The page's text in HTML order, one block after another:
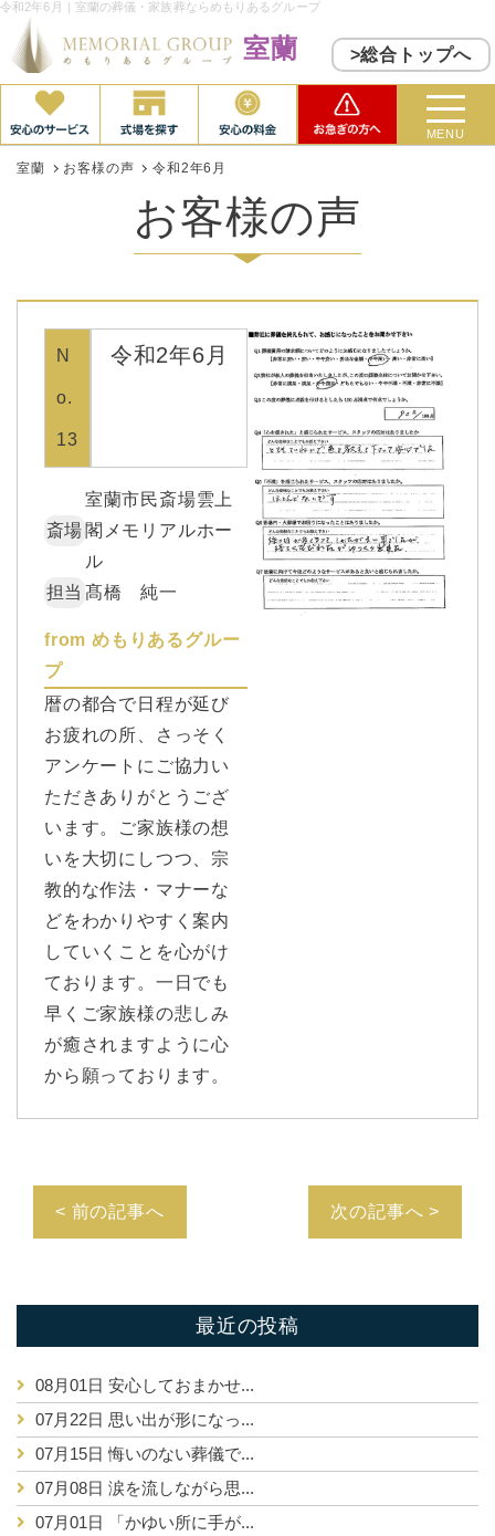
令和2年6月｜室蘭の葬儀・家族葬ならめもりあるグループ
室蘭 >総合トップへ
MENU
室蘭 お客様の声 令和2年6月
お客様の声
N
o.
13
令和2年6月
斎場
室蘭市民斎場雲上
閣メモリアルホー
ル
担当 髙橋 純一
from めもりあるグルー
プ
暦の都合で日程が延び
お疲れの所、さっそく
アンケートにご協力い
ただきありがとうござ
います。ご家族様の想
いを大切にしつつ、宗
教的な作法・マナーな
どをわかりやすく案内
していくことを心がけ
ております。一日でも
早くご家族様の悲しみ
が癒されますように心
から願っております。
< 前の記事へ 次の記事へ >
最近の投稿
08月01日 安心しておまかせ...
07月22日 思い出が形になっ...
07月15日 悔いのない葬儀で...
07月08日 涙を流しながら思...
07月01日
「かゆい所に手が...